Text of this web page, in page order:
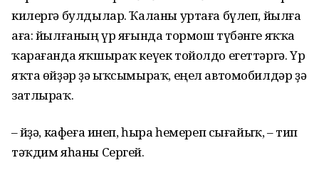
килергә булдылар. Ҡаланы уртаға бүлеп, йылға
аға: йылғаның үр яғында тормош түбәнге яҡҡа
ҡарағанда яҡшыраҡ кеүек тойолдо егеттәргә. Үр
яҡта өйҙәр ҙә ыҡсымыраҡ, еңел автомобилдәр ҙә
затлыраҡ.
– Әйҙә, кафеға инеп, һыра һемереп сығайыҡ, – тип
тәҡдим яһаны Сергей.